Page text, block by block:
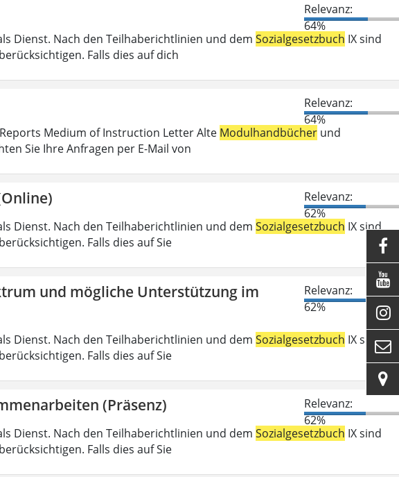
Relevanz:
64%
Dienst. Nach den Teilhaberichtlinien und dem Sozialgesetzbuch IX sind
Falls dies auf dich
Relevanz:
64%
Medium of Instruction Letter Alte Modulhandbücher und
Sie Ihre Anfragen per E-Mail von
Relevanz:
62%
Dienst. Nach den Teilhaberichtlinien und dem Sozialgesetzbuch IX sind
Falls dies auf Sie
und mögliche Unterstützung im
Relevanz:
62%
Dienst. Nach den Teilhaberichtlinien und dem Sozialgesetzbuch IX sind
Falls dies auf Sie
(Präsenz)
Relevanz:
62%
Dienst. Nach den Teilhaberichtlinien und dem Sozialgesetzbuch IX sind
Falls dies auf Sie




